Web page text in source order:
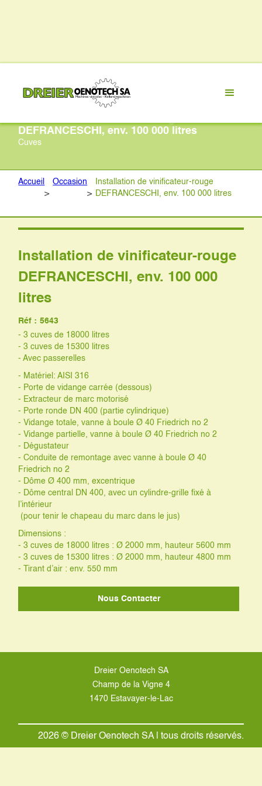
DEFRANCESCHI, env. 100 000 litres
Cuves
Accueil
>
Occasion
>
Installation de vinificateur-rouge
DEFRANCESCHI, env. 100 000 litres
Installation de vinificateur-rouge
DEFRANCESCHI, env. 100 000
litres
Réf : 5643
- 3 cuves de 18000 litres
- 3 cuves de 15300 litres
- Avec passerelles
- Matériel: AISI 316
- Porte de vidange carrée (dessous)
- Extracteur de marc motorisé
- Porte ronde DN 400 (partie cylindrique)
- Vidange totale, vanne à boule Ø 40 Friedrich no 2
- Vidange partielle, vanne à boule Ø 40 Friedrich no 2
- Dégustateur
- Conduite de remontage avec vanne à boule Ø 40
Friedrich no 2
- Dôme Ø 400 mm, excentrique
- Dôme central DN 400, avec un cylindre-grille fixé à
l’intérieur
(pour tenir le chapeau du marc dans le jus)
Dimensions :
- 3 cuves de 18000 litres : Ø 2000 mm, hauteur 5600 mm
- 3 cuves de 15300 litres : Ø 2000 mm, hauteur 4800 mm
- Tirant d’air : env. 550 mm
Nous Contacter
Dreier Oenotech SA
Champ de la Vigne 4
1470 Estavayer-le-Lac
2026 © Dreier Oenotech SA | tous droits réservés.